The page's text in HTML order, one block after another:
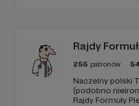
Rajdy
255 patronów
Naczelny polski
(podobno
Rajdy Formuły